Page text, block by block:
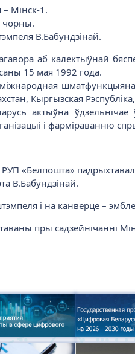
Мінск-1.
чорны.
В.Бабундзінай.
аб калектыўнай
15 мая 1992 года.
Кыргызская
актыўна
і фарміраванню
РУП «Белпошта»
В.Бабундзінай.
і на канверце –
пры садзейнічанні